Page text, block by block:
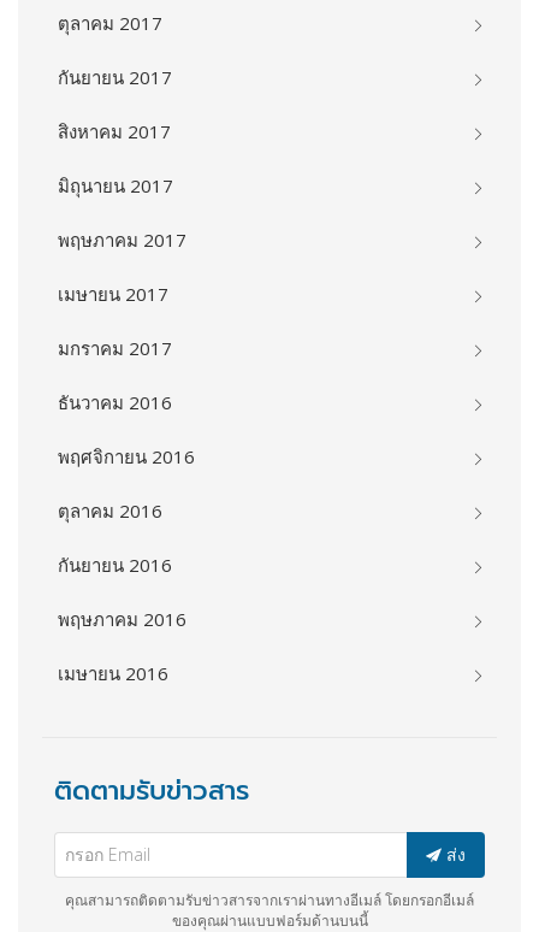
ตุลาคม 2017
กันยายน 2017
สิงหาคม 2017
มิถุนายน 2017
พฤษภาคม 2017
เมษายน 2017
มกราคม 2017
ธันวาคม 2016
พฤศจิกายน 2016
ตุลาคม 2016
กันยายน 2016
พฤษภาคม 2016
เมษายน 2016
ติดตามรับข่าวสาร
ส่ง
คุณสามารถติดตามรับข่าวสารจากเราผ่านทางอีเมล์ โดยกรอกอีเมล์
ของคุณผ่านแบบฟอร์มด้านบนนี้